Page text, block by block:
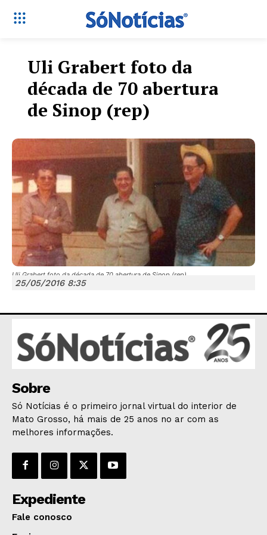
Só Notícias
HOME
POLÍCIA
ECONOMIA
GERAL
EDUCAÇÃO
Uli Grabert foto da
década de 70 abertura
de Sinop (rep)
Uli Grabert foto da década de 70 abertura de Sinop (rep)
25/05/2016 8:35
Sobre
Só Notícias é o primeiro jornal virtual do interior de
Mato Grosso, há mais de 25 anos no ar com as
melhores informações.
Expediente
Fale conosco